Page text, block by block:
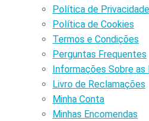
Política de Privacidade
Política de Cookies
Termos e Condições
Perguntas Frequentes
Informações Sobre as
Livro de Reclamações
Minha Conta
Minhas Encomendas